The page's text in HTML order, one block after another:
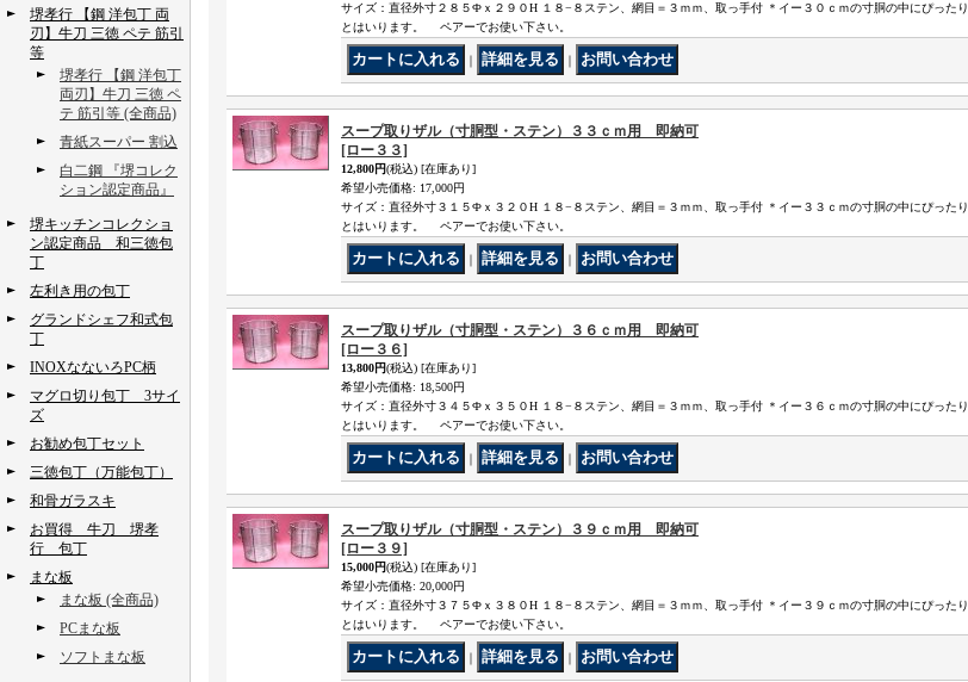
堺孝行 【鋼 洋包丁 両
刃】牛刀 三徳 ペテ 筋引
等
堺孝行 【鋼 洋包丁
両刃】牛刀 三徳 ペ
テ 筋引等 (全商品)
青紙スーパー 割込
白二鋼 『堺コレク
ション認定商品』
堺キッチンコレクショ
ン認定商品 和三徳包
丁
左利き用の包丁
グランドシェフ和式包
丁
INOXなないろPC柄
マグロ切り包丁 3サイ
ズ
お勧め包丁セット
三徳包丁（万能包丁）
和骨ガラスキ
お買得 牛刀 堺孝
行 包丁
まな板
まな板 (全商品)
PCまな板
ソフトまな板
サイズ：直径外寸２８５Фｘ２９０H １８−８ステン、網目＝３ｍｍ、取っ手付 ＊イー３０ｃｍの寸胴の中にぴったり
とはいります。 ペアーでお使い下さい。
｜ ｜
スープ取りザル（寸胴型・ステン）３３ｃｍ用 即納可
[ロー３３]
12,800円(税込) [在庫あり]
希望小売価格: 17,000円
サイズ：直径外寸３１５Фｘ３２０H １８−８ステン、網目＝３ｍｍ、取っ手付 ＊イー３３ｃｍの寸胴の中にぴったり
とはいります。 ペアーでお使い下さい。
｜ ｜
スープ取りザル（寸胴型・ステン）３６ｃｍ用 即納可
[ロー３６]
13,800円(税込) [在庫あり]
希望小売価格: 18,500円
サイズ：直径外寸３４５Фｘ３５０H １８−８ステン、網目＝３ｍｍ、取っ手付 ＊イー３６ｃｍの寸胴の中にぴったり
とはいります。 ペアーでお使い下さい。
｜ ｜
スープ取りザル（寸胴型・ステン）３９ｃｍ用 即納可
[ロー３９]
15,000円(税込) [在庫あり]
希望小売価格: 20,000円
サイズ：直径外寸３７５Фｘ３８０H １８−８ステン、網目＝３ｍｍ、取っ手付 ＊イー３９ｃｍの寸胴の中にぴったり
とはいります。 ペアーでお使い下さい。
｜ ｜